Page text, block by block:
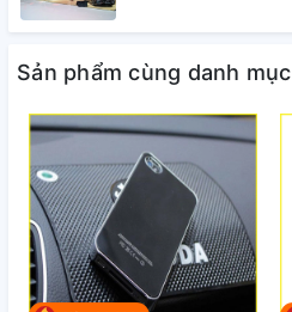
Sản phẩm cùng danh mục